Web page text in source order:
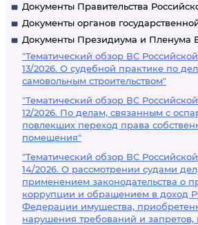
Документы Правительства
Документы органов
Документы Президиума и Пленума
"Тематический обзор ВС
13/2026. О судебной практике по
самовольным строительством"
"Тематический обзор ВС
12/2026. По делам, связанным с
повлекших переход права
помещения"
"Тематический обзор ВС
14/2026. О рассмотрении судами
применением законодательства о
коррупции и обращением в доход
Федерации имущества,
нарушения требований и